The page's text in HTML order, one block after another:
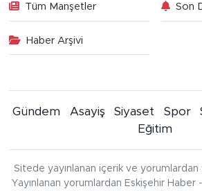
Tüm Manşetler Son
Haber Arşivi
Gündem Asayiş Siyaset Spor
Eğitim
Sitede yayınlanan içerik ve yorumlardan
Yayınlanan yorumlardan Eskişehir Haber